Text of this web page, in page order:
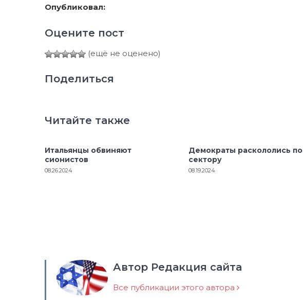
Опубликовал:
Оцените пост
(ещё не оценено)
Поделиться
Читайте также
Итальянцы обвиняют
сионистов
08.26.2024
Демократы раскололись по
сектору
08.19.2024
Автор Редакция сайта
Все публикации этого автора